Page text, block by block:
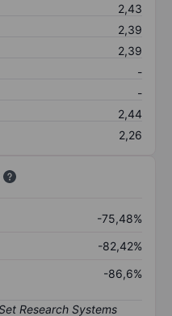
2,43
2,39
2,39
-
-
2,44
2,26
-75,48%
-82,42%
-86,6%